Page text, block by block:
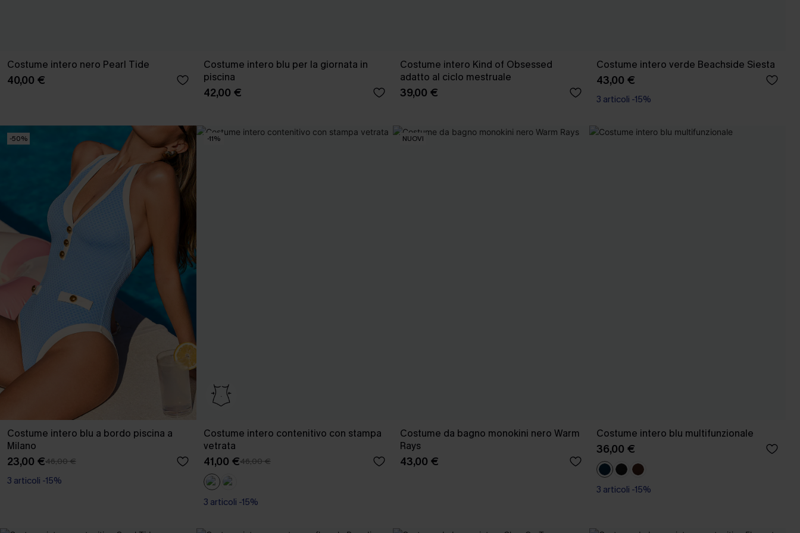
Costume intero nero Pearl Tide
40,00 €
Costume intero blu per la giornata in
piscina
42,00 €
Costume intero Kind of Obsessed
adatto al ciclo mestruale
39,00 €
Costume intero verde Beachside Siesta
43,00 €
3 articoli -15%
-50%
Costume intero blu a bordo piscina a
Milano
23,00 €46,00 €
3 articoli -15%
-11%
Costume intero contenitivo con stampa
vetrata
41,00 €46,00 €
3 articoli -15%
NUOVI
Costume da bagno monokini nero Warm
Rays
43,00 €
Costume intero blu multifunzionale
36,00 €
3 articoli -15%